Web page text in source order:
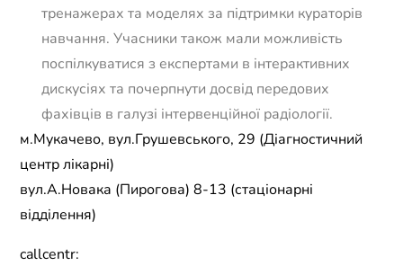
тренажерах та моделях за підтримки кураторів
навчання. Учасники також мали можливість
поспілкуватися з експертами в інтерактивних
дискусіях та почерпнути досвід передових
фахівців в галузі інтервенційної радіології.
м.Мукачево, вул.Грушевського, 29 (Діагностичний
центр лікарні)
вул.А.Новака (Пирогова) 8-13 (стаціонарні
відділення)
callcentr: